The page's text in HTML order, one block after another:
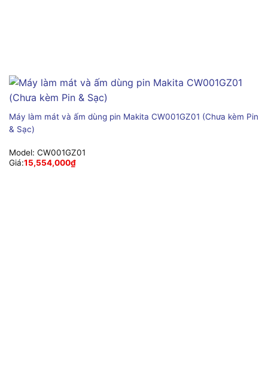
Máy làm mát và ấm dùng pin Makita CW001GZ01 (Chưa kèm Pin
& Sạc)
Model: CW001GZ01
Giá:15,554,000₫